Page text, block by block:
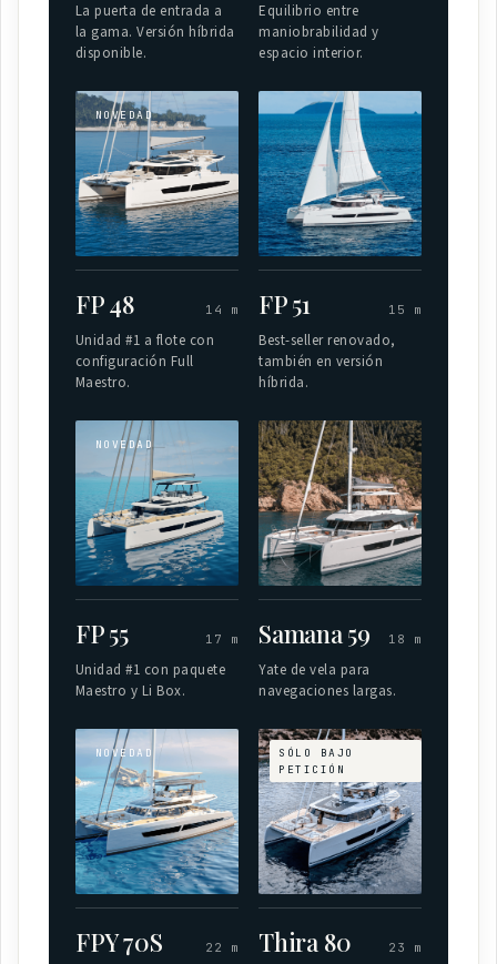
La puerta de entrada a
la gama. Versión híbrida
disponible.
Equilibrio entre
maniobrabilidad y
espacio interior.
NOVEDAD
FP 48 14 m
Unidad #1 a flote con
configuración Full
Maestro.
FP 51 15 m
Best-seller renovado,
también en versión
híbrida.
NOVEDAD
FP 55 17 m
Unidad #1 con paquete
Maestro y Li Box.
Samana 59 18 m
Yate de vela para
navegaciones largas.
NOVEDAD
FPY 70S 22 m
SÓLO BAJO
PETICIÓN
Thira 80 23 m